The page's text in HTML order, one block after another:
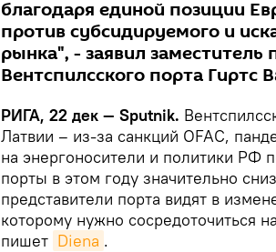
благодаря единой позиции
против субсидируемого и
рынка", - заявил заместитель
Вентспилсского порта Гиртс
РИГА, 22 дек — Sputnik.
Латвии – из-за санкций OFAC,
на энергоносители и политики РФ
порты в этом году значительно
представители порта видят в
которому нужно сосредоточиться
пишет Diena .